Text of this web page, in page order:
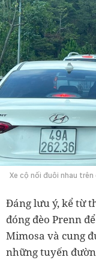
Xe cộ nối đuôi nhau trên
Đáng lưu ý, kể từ
đóng đèo Prenn
Mimosa và cung
những tuyến